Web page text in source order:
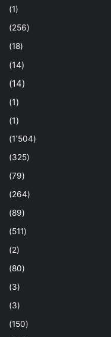
(1)
(256)
(18)
(14)
(14)
(1)
(1)
(1٬504)
(325)
(79)
(264)
(89)
(511)
(2)
(80)
(3)
(3)
(150)